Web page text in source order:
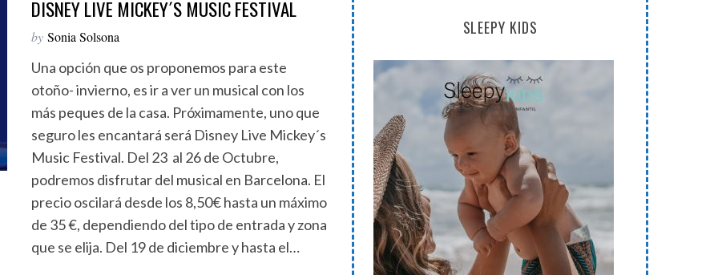
DISNEY LIVE MICKEY´S MUSIC FESTIVAL
by Sonia Solsona
Una opción que os proponemos para este
otoño- invierno, es ir a ver un musical con los
más peques de la casa. Próximamente, uno que
seguro les encantará será Disney Live Mickey´s
Music Festival. Del 23 al 26 de Octubre,
podremos disfrutar del musical en Barcelona. El
precio oscilará desde los 8,50€ hasta un máximo
de 35 €, dependiendo del tipo de entrada y zona
que se elija. Del 19 de diciembre y hasta el…
SLEEPY KIDS